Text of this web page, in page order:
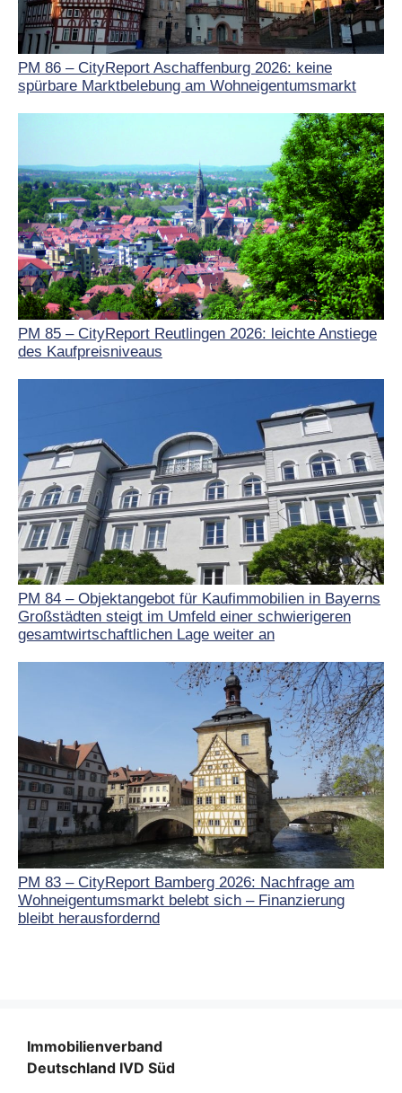
PM 86 – CityReport Aschaffenburg 2026: keine
spürbare Marktbelebung am Wohneigentumsmarkt
PM 85 – CityReport Reutlingen 2026: leichte Anstiege
des Kaufpreisniveaus
PM 84 – Objektangebot für Kaufimmobilien in Bayerns
Großstädten steigt im Umfeld einer schwierigeren
gesamtwirtschaftlichen Lage weiter an
PM 83 – CityReport Bamberg 2026: Nachfrage am
Wohneigentumsmarkt belebt sich – Finanzierung
bleibt herausfordernd
Immobilienverband
Deutschland IVD Süd